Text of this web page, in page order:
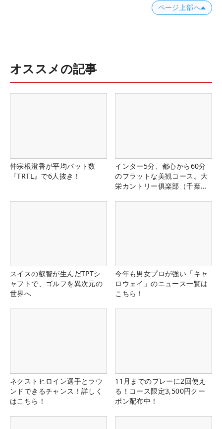
ページ上部へ
オススメの記事
仲宗根澄香が平均パット数
『TRTL』で6人抜き！
インター5分、都心から60分
のフラットな美観コース。大
栄カントリー俱楽部（千葉
スイスの叡智が生んだTPTシ
ャフトで、ゴルフを異次元の
世界へ
今年も男女プロが強い「キャ
ロウェイ」のニュース一覧は
こちら！
ネクストヒロイン選手とラウ
ンドできるチャンス！詳しく
はこちら！
11月までのプレーに2回使え
る！コース限定3,500円クー
ポン配布中！